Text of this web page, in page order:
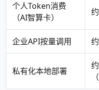
个人Token消费
（AI智算卡）
企业API按量调用
私有化本地部署